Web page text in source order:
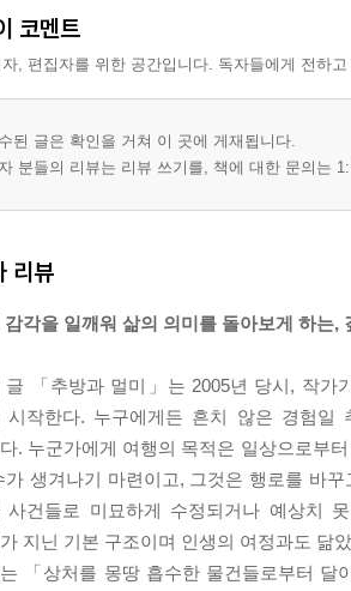
코멘트
, 편집자를 위한 공간입니다. 독자들에게 전하
된 글은 확인을 거쳐 이 곳에 게재됩니다.
분들의 리뷰는 리뷰 쓰기를, 책에 대한 문의는
리뷰
감각을 일깨워 삶의 의미를 돌아보게 하는,
글 「추방과 멀미」는 2005년 당시, 작가
시작한다. 누구에게든 흔치 않은 경험일
. 누군가에게 여행의 목적은 일상으로부
가 생겨나기 마련이고, 그것은 행로를 바
사건들로 미묘하게 수정되거나 예상치
지닌 기본 구조이며 인생의 여정과도 닮
「상처를 몽땅 흡수한 물건들로부터